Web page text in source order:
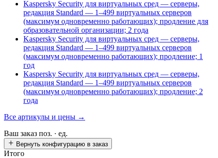
Kaspersky Security для виртуальных сред — серверы,
редакция Standard — 1–499 виртуальных серверов
(максимум одновременно работающих); продление для
образовательной организации; 2 года
Kaspersky Security для виртуальных сред — серверы,
редакция Standard — 1–499 виртуальных серверов
(максимум одновременно работающих); продление; 1
год
Kaspersky Security для виртуальных сред — серверы,
редакция Standard — 1–499 виртуальных серверов
(максимум одновременно работающих); продление; 2
года
Все артикулы и цены →
Ваш заказ поз. · ед.
Вернуть конфигурацию в заказ
Итого